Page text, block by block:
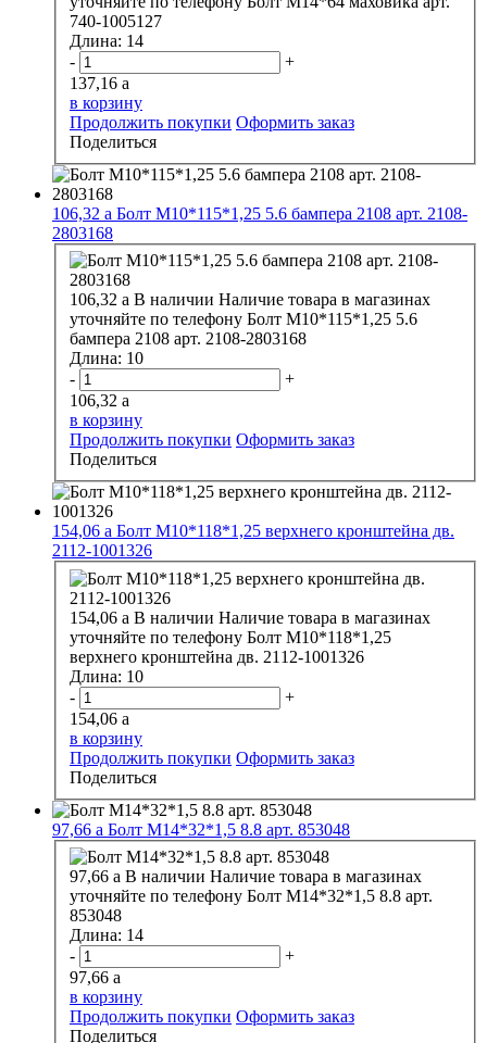
740-1005127
Длина: 14
-
+
137,16 a
в корзину
Продолжить покупки Оформить заказ
Поделиться
106,32 a Болт М10*115*1,25 5.6 бампера 2108 арт. 2108-
2803168
106,32 a В наличии Наличие товара в магазинах
уточняйте по телефону Болт М10*115*1,25 5.6
бампера 2108 арт. 2108-2803168
Длина: 10
-
+
106,32 a
в корзину
Продолжить покупки Оформить заказ
Поделиться
154,06 a Болт М10*118*1,25 верхнего кронштейна дв.
2112-1001326
154,06 a В наличии Наличие товара в магазинах
уточняйте по телефону Болт М10*118*1,25
верхнего кронштейна дв. 2112-1001326
Длина: 10
-
+
154,06 a
в корзину
Продолжить покупки Оформить заказ
Поделиться
97,66 a Болт М14*32*1,5 8.8 арт. 853048
97,66 a В наличии Наличие товара в магазинах
уточняйте по телефону Болт М14*32*1,5 8.8 арт.
853048
Длина: 14
-
+
97,66 a
в корзину
Продолжить покупки Оформить заказ
Поделиться